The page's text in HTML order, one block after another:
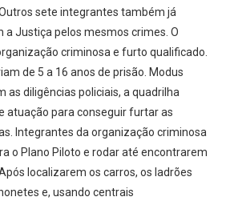
sete integrantes também já
Justiça pelos mesmos crimes. O
criminosa e furto qualificado.
de 5 a 16 anos de prisão. Modus
as diligências policiais, a quadrilha
atuação para conseguir furtar as
Integrantes da organização criminosa
o Plano Piloto e rodar até encontrarem
localizarem os carros, os ladrões
e, usando centrais